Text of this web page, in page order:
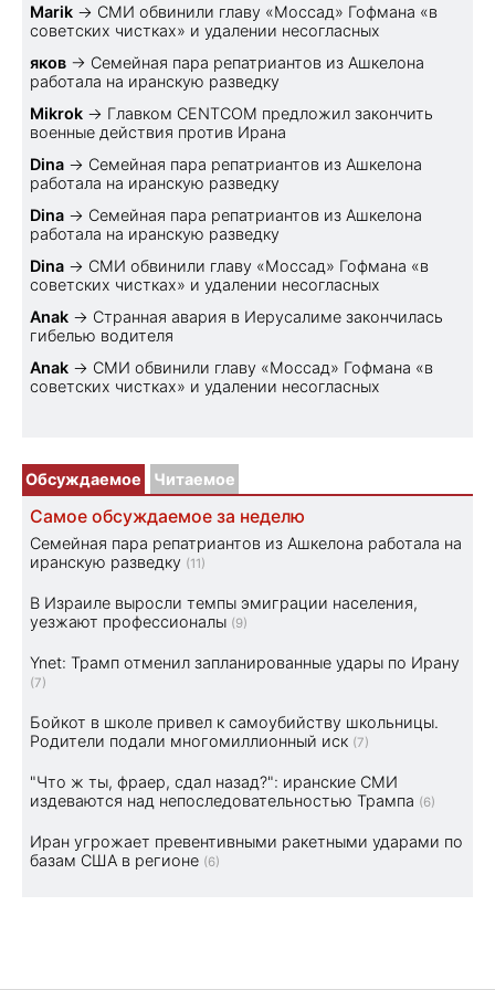
Marik → СМИ обвинили главу «Моссад» Гофмана «в
советских чистках» и удалении несогласных
яков → Семейная пара репатриантов из Ашкелона
работала на иранскую разведку
Mikrok → Главком CENTCOM предложил закончить
военные действия против Ирана
Dina → Семейная пара репатриантов из Ашкелона
работала на иранскую разведку
Dina → Семейная пара репатриантов из Ашкелона
работала на иранскую разведку
Dina → СМИ обвинили главу «Моссад» Гофмана «в
советских чистках» и удалении несогласных
Anak → Странная авария в Иерусалиме закончилась
гибелью водителя
Anak → СМИ обвинили главу «Моссад» Гофмана «в
советских чистках» и удалении несогласных
Обсуждаемое Читаемое
Самое обсуждаемое за неделю
Семейная пара репатриантов из Ашкелона работала на
иранскую разведку (11)
В Израиле выросли темпы эмиграции населения,
уезжают профессионалы (9)
Ynet: Трамп отменил запланированные удары по Ирану
(7)
Бойкот в школе привел к самоубийству школьницы.
Родители подали многомиллионный иск (7)
"Что ж ты, фраер, сдал назад?": иранские СМИ
издеваются над непоследовательностью Трампа (6)
Иран угрожает превентивными ракетными ударами по
базам США в регионе (6)